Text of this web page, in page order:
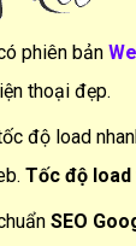
phiên bản
thoại đẹp.
độ load
Tốc độ
SEO